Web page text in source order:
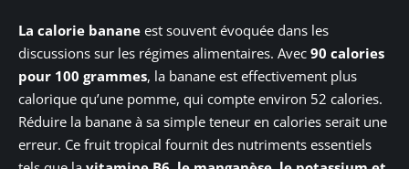
La calorie banane est souvent évoquée dans les
discussions sur les régimes alimentaires. Avec 90 calories
pour 100 grammes, la banane est effectivement plus
calorique qu’une pomme, qui compte environ 52 calories.
Réduire la banane à sa simple teneur en calories serait une
erreur. Ce fruit tropical fournit des nutriments essentiels